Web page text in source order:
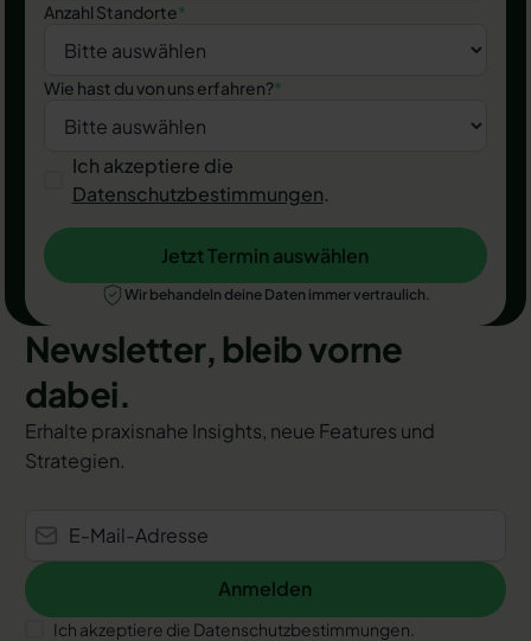
Anzahl Standorte*
Wie hast du von uns erfahren?*
Ich akzeptiere die
Datenschutzbestimmungen.
Jetzt Termin auswählen
Jetzt Termin auswählen
Wir behandeln deine Daten immer vertraulich.
Newsletter, bleib vorne
dabei.
Erhalte praxisnahe Insights, neue Features und
Strategien.
Anmelden
Anmelden
Ich akzeptiere die Datenschutzbestimmungen.